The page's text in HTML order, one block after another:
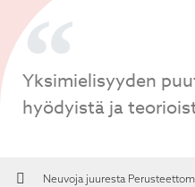
Yksimielisyyden
hyödyistä ja
Neuvoja juuresta